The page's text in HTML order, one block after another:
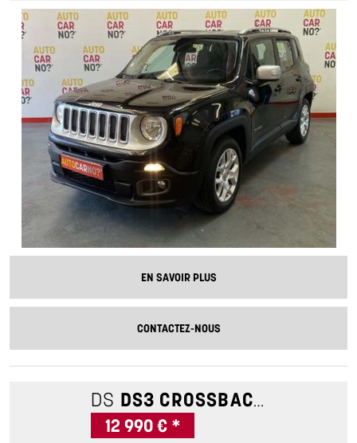
EN SAVOIR PLUS
CONTACTEZ-NOUS
DS DS3 CROSSBACK
12 990 € *